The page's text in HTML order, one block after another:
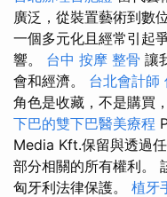
廣泛，從裝置藝術到數
一個多元化且經常引起
響。 台中 按摩 整骨 讓
會和經濟。 台北會計師
角色是收藏，不是購買
下巴的雙下巴醫美療程
Media Kft.保留與透過
部分相關的所有權利。
匈牙利法律保護。 植牙